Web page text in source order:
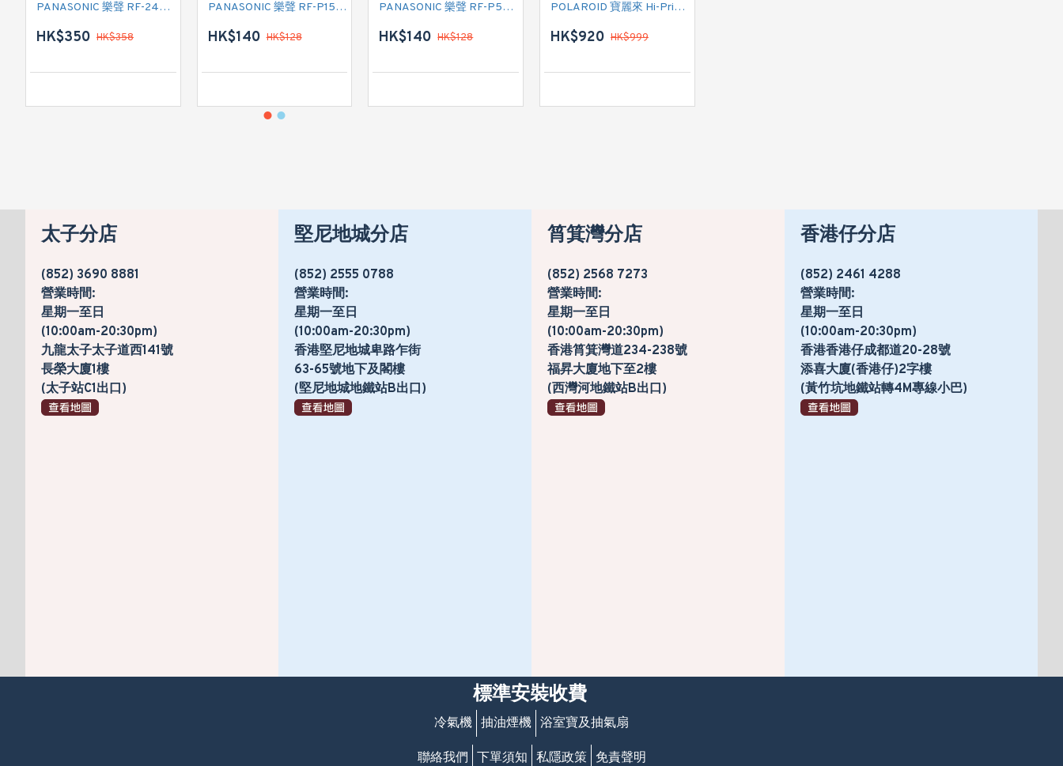
PANASONIC 樂聲 RF-2400 收音機
HK$350 HK$358
PANASONIC 樂聲 RF-P150 AM/FM 收音機
HK$140 HK$128
PANASONIC 樂聲 RF-P50 AM/FM 收音機
HK$140 HK$128
POLAROID 寶麗來 Color Film for 600 - Triple Pack 白框 (006273) 即影即有菲林相紙
HK$490 HK$538
POLAROID 寶麗來 Hi-Print 2x3 Pocket Photo Printer Generation 2 (009128) 袖珍照片打印機 (白色)
HK$920 HK$999
太子分店
(852) 3690 8881
營業時間:
星期一至日
(10:00am-20:30pm)
九龍太子太子道西141號
長榮大廈1樓
(太子站C1出口)
堅尼地城分店
(852) 2555 0788
營業時間:
星期一至日
(10:00am-20:30pm)
香港堅尼地城卑路乍街
63-65號地下及閣樓
(堅尼地城地鐵站B出口)
筲箕灣分店
(852) 2568 7273
營業時間:
星期一至日
(10:00am-20:30pm)
香港筲箕灣道234-238號
福昇大廈地下至2樓
(西灣河地鐵站B出口)
香港仔分店
(852) 2461 4288
營業時間:
星期一至日
(10:00am-20:30pm)
香港香港仔成都道20-28號
添喜大廈(香港仔)2字樓
(黃竹坑地鐵站轉4M專線小巴)
標準安裝收費
冷氣機 抽油煙機 浴室寶及抽氣扇
聯絡我們 下單須知 私隱政策 免責聲明